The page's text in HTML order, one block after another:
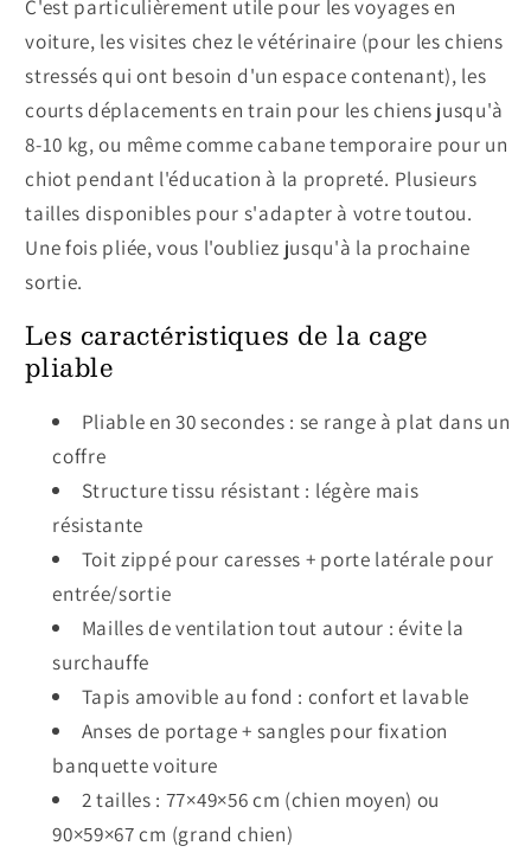
C'est particulièrement utile pour les voyages en
voiture, les visites chez le vétérinaire (pour les chiens
stressés qui ont besoin d'un espace contenant), les
courts déplacements en train pour les chiens jusqu'à
8-10 kg, ou même comme cabane temporaire pour un
chiot pendant l'éducation à la propreté. Plusieurs
tailles disponibles pour s'adapter à votre toutou.
Une fois pliée, vous l'oubliez jusqu'à la prochaine
sortie.
Les caractéristiques de la cage
pliable
Pliable en 30 secondes : se range à plat dans un
coffre
Structure tissu résistant : légère mais
résistante
Toit zippé pour caresses + porte latérale pour
entrée/sortie
Mailles de ventilation tout autour : évite la
surchauffe
Tapis amovible au fond : confort et lavable
Anses de portage + sangles pour fixation
banquette voiture
2 tailles : 77×49×56 cm (chien moyen) ou
90×59×67 cm (grand chien)